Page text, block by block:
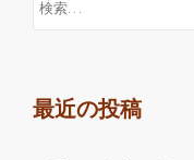
最近の投稿